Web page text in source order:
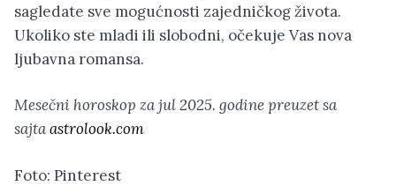
sagledate sve mogućnosti zajedničkog života.
Ukoliko ste mladi ili slobodni, očekuje Vas nova
ljubavna romansa.
Mesečni horoskop za jul 2025. godine preuzet sa
sajtaastrolook.com
Foto: Pinterest